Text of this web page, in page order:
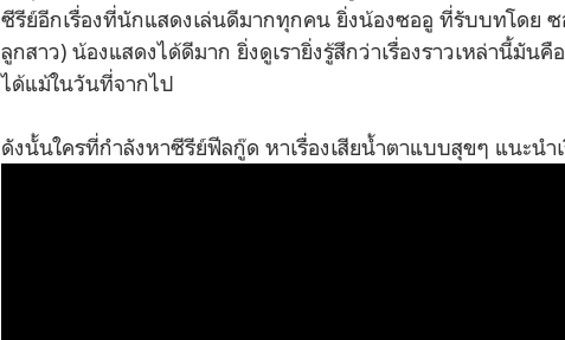
ซีรีย์อีกเรื่องที่นักแสดงเล่นดีมากทุกคน ยิ่งน้องซออู ที่รับบทโดย ซ
ลูกสาว) น้องแสดงได้ดีมาก ยิ่งดูเรายิ่งรู้สึกว่าเรื่องราวเหล่านี้มัน
ได้แม้ในวันที่จากไป
ดังนั้นใครที่กำลังหาซีรีย์ฟีลกู๊ด หาเรื่องเสียน้ำตาแบบสุขๆ แนะนำ